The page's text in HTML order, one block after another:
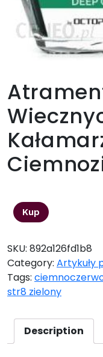
Kup
SKU: 892a126fd1b8
Category: Artykuły
Tags:
str8 zielony
Description